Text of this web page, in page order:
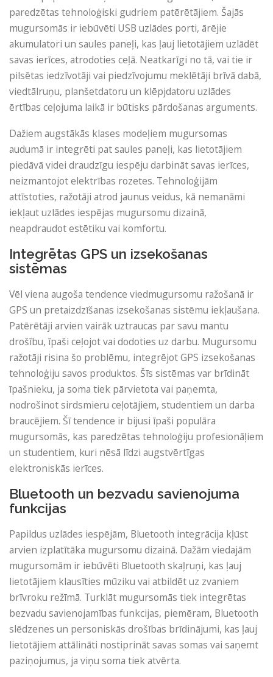
paredzētas tehnoloģiski gudriem patērētājiem. Šajās
mugursomās ir iebūvēti USB uzlādes porti, ārējie
akumulatori un saules paneļi, kas ļauj lietotājiem uzlādēt
savas ierīces, atrodoties ceļā. Neatkarīgi no tā, vai tie ir
pilsētas iedzīvotāji vai piedzīvojumu meklētāji brīvā dabā,
viedtālruņu, planšetdatoru un klēpjdatoru uzlādes
ērtības ceļojuma laikā ir būtisks pārdošanas arguments.
Dažiem augstākās klases modeļiem mugursomas
audumā ir integrēti pat saules paneļi, kas lietotājiem
piedāvā videi draudzīgu iespēju darbināt savas ierīces,
neizmantojot elektrības rozetes. Tehnoloģijām
attīstoties, ražotāji atrod jaunus veidus, kā nemanāmi
iekļaut uzlādes iespējas mugursomu dizainā,
neapdraudot estētiku vai komfortu.
Integrētas GPS un izsekošanas
sistēmas
Vēl viena augoša tendence viedmugursomu ražošanā ir
GPS un pretaizdzīšanas izsekošanas sistēmu iekļaušana.
Patērētāji arvien vairāk uztraucas par savu mantu
drošību, īpaši ceļojot vai dodoties uz darbu. Mugursomu
ražotāji risina šo problēmu, integrējot GPS izsekošanas
tehnoloģiju savos produktos. Šīs sistēmas var brīdināt
īpašnieku, ja soma tiek pārvietota vai paņemta,
nodrošinot sirdsmieru ceļotājiem, studentiem un darba
braucējiem. Šī tendence ir bijusi īpaši populāra
mugursomās, kas paredzētas tehnoloģiju profesionāļiem
un studentiem, kuri nēsā līdzi augstvērtīgas
elektroniskās ierīces.
Bluetooth un bezvadu savienojuma
funkcijas
Papildus uzlādes iespējām, Bluetooth integrācija kļūst
arvien izplatītāka mugursomu dizainā. Dažām viedajām
mugursomām ir iebūvēti Bluetooth skaļruņi, kas ļauj
lietotājiem klausīties mūziku vai atbildēt uz zvaniem
brīvroku režīmā. Turklāt mugursomās tiek integrētas
bezvadu savienojamības funkcijas, piemēram, Bluetooth
slēdzenes un personiskās drošības brīdinājumi, kas ļauj
lietotājiem attālināti nostiprināt savas somas vai saņemt
paziņojumus, ja viņu soma tiek atvērta.